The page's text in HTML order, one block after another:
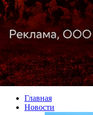
Главная
Новости